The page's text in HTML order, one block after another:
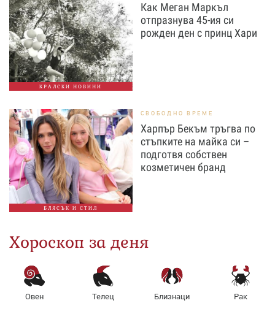
КРАЛСКИ НОВИНИ
Как Меган Маркъл
отпразнува 45-ия си
рожден ден с принц Хари
БЛЯСЪК И СТИЛ
СВОБОДНО ВРЕМЕ
Харпър Бекъм тръгва по
стъпките на майка си –
подготвя собствен
козметичен бранд
Хороскоп за деня
Овен Телец Близнаци Рак